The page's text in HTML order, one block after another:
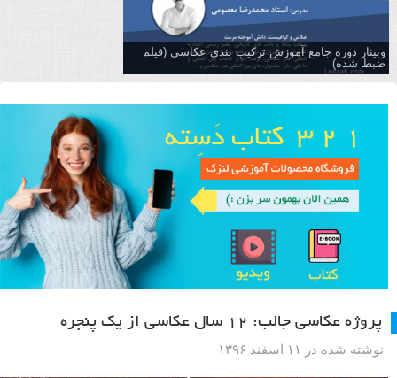
وبینار دوره جامع آموزش تركيب بندي عكاسي (فیلم
ضبط شده)
پروژه عکاسی جالب: ۱۲ سال عکاسی از یک پنجره
نوشته شده در ۱۱ اسفند ۱۳۹۶